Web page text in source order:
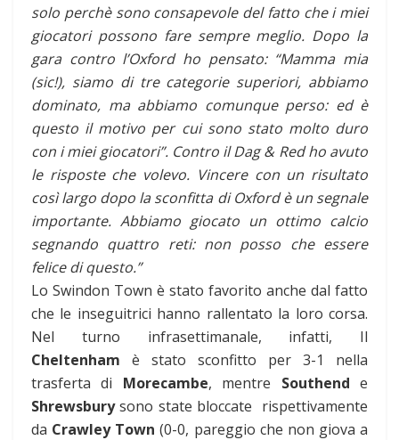
solo perchè sono consapevole del fatto che i miei
giocatori possono fare sempre meglio. Dopo la
gara contro l’Oxford ho pensato: “Mamma mia
(sic!), siamo di tre categorie superiori, abbiamo
dominato, ma abbiamo comunque perso: ed è
questo il motivo per cui sono stato molto duro
con i miei giocatori”. Contro il Dag & Red ho avuto
le risposte che volevo. Vincere con un risultato
così largo dopo la sconfitta di Oxford è un segnale
importante. Abbiamo giocato un ottimo calcio
segnando quattro reti: non posso che essere
felice di questo.”
Lo Swindon Town è stato favorito anche dal fatto
che le inseguitrici hanno rallentato la loro corsa.
Nel turno infrasettimanale, infatti, Il
Cheltenham è stato sconfitto per 3-1 nella
trasferta di Morecambe, mentre Southende
Shrewsburysono state bloccate rispettivamente
da Crawley Town (0-0, pareggio che non giova a